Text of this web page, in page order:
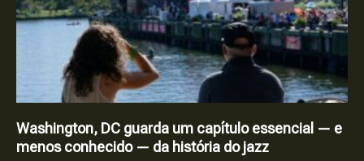
Washington, DC guarda um capítulo essencial — e
menos conhecido — da história do jazz